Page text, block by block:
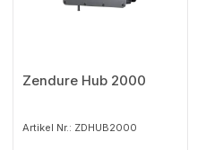
Zendure Hub 2000
Artikel Nr.: ZDHUB2000